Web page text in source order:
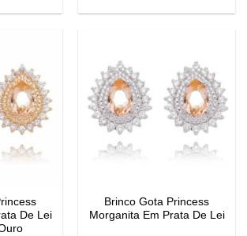
De Lei
Brinco Gota Princess
Morganita Em Prata De Lei